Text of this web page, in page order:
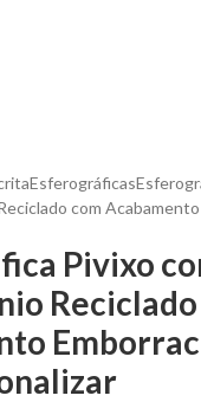
Esferográficas
com
Pivixo